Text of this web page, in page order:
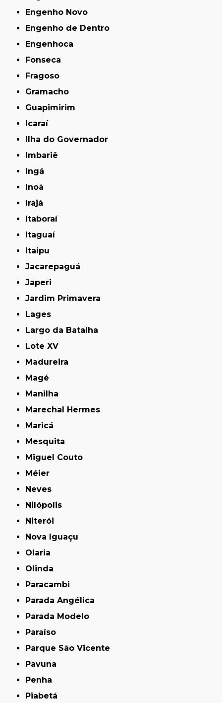
Engenho Novo
Engenho de Dentro
Engenhoca
Fonseca
Fragoso
Gramacho
Guapimirim
Icaraí
Ilha do Governador
Imbariê
Ingá
Inoã
Irajá
Itaboraí
Itaguaí
Itaipu
Jacarepaguá
Japeri
Jardim Primavera
Lages
Largo da Batalha
Lote XV
Madureira
Magé
Manilha
Marechal Hermes
Maricá
Mesquita
Miguel Couto
Méier
Neves
Nilópolis
Niterói
Nova Iguaçu
Olaria
Olinda
Paracambi
Parada Angélica
Parada Modelo
Paraíso
Parque São Vicente
Pavuna
Penha
Piabetá